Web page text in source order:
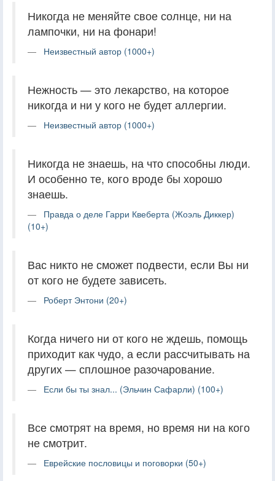
Никогда не меняйте свое солнце, ни на
лампочки, ни на фонари!
Неизвестный автор (1000+)
Нежность — это лекарство, на которое
никогда и ни у кого не будет аллергии.
Неизвестный автор (1000+)
Никогда не знаешь, на что способны люди.
И особенно те, кого вроде бы хорошо
знаешь.
Правда о деле Гарри Квеберта (Жоэль Диккер)
(10+)
Вас никто не сможет подвести, если Вы ни
от кого не будете зависеть.
Роберт Энтони (20+)
Когда ничего ни от кого не ждешь, помощь
приходит как чудо, а если рассчитывать на
других — сплошное разочарование.
Если бы ты знал... (Эльчин Сафарли) (100+)
Все смотрят на время, но время ни на кого
не смотрит.
Еврейские пословицы и поговорки (50+)